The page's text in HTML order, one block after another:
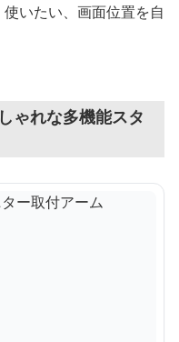
使いたい、画面位置を自
ゃれな多機能スタ